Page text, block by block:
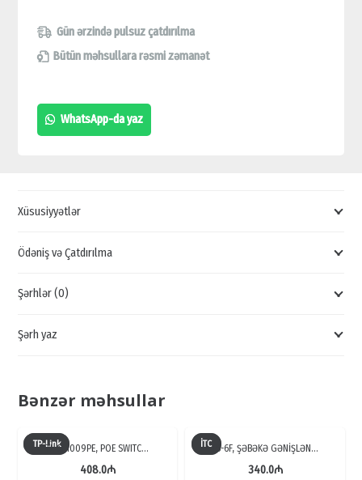
WR941HP,
YÜKSƏK
Wİ-
Wİ-
ROUTER,
MBPS
Gün ərzində pulsuz çatdırılma
Bütün məhsullara rəsmi zəmanət
WhatsApp-da yaz
Xüsusiyyətlər
Ödəniş və Çatdırılma
Şərhlər (0)
Şərh yaz
Bənzər məhsullar
TP-LinkTL-SF1009PE, POE SWITC…
408.0₼
İTCTS-6F, ŞƏBƏKƏ GƏNİŞLƏN…
340.0₼